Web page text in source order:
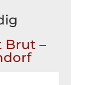
Brut –